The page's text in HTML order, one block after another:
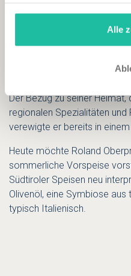
gesammelt haben.
Alle
Der Bezug zu seiner Heimat,
regionalen Spezialitäten
verewigte er bereits in einem
Heute möchte Roland
sommerliche Vorspeise
Südtiroler Speisen neu
Olivenöl, eine Symbiose
typisch Italienisch.